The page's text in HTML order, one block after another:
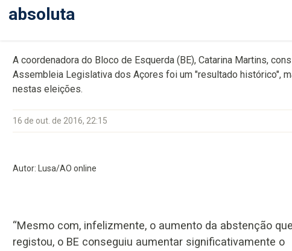
absoluta
A coordenadora do Bloco de Esquerda (BE), Catarina Martins,
Assembleia Legislativa dos Açores foi um "resultado histórico",
nestas eleições.
16 de out. de 2016, 22:15
Autor: Lusa/AO online
“Mesmo com, infelizmente, o aumento da abstenção
registou, o BE conseguiu aumentar significativamente o